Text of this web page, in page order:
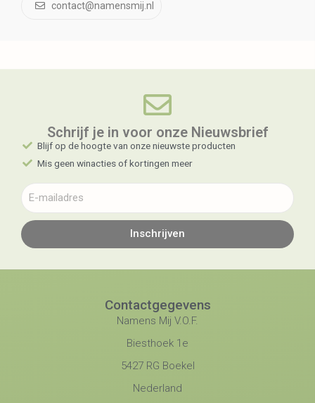
contact@namensmij.nl
Schrijf je in voor onze Nieuwsbrief​
Blijf op de hoogte van onze nieuwste producten
Mis geen winacties of kortingen meer
Inschrijven
Contactgegevens
Namens Mij V.O.F.
Biesthoek 1e
5427 RG Boekel
Nederland